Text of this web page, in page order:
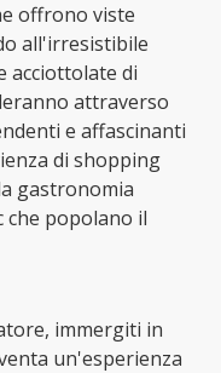
offrono viste
all'irresistibile
acciottolate di
attraverso
e affascinanti
di shopping
gastronomia
che popolano il
immergiti in
un'esperienza